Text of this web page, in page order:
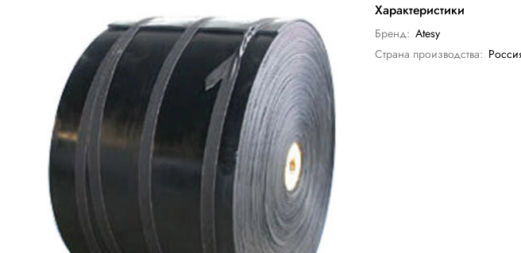
Характеристики
Бренд: Atesy
Страна производства: